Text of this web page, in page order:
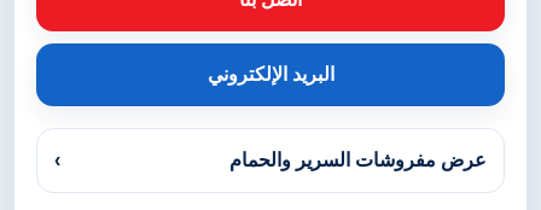
البريد الإلكتروني
عرض مفروشات السرير والحمام ›